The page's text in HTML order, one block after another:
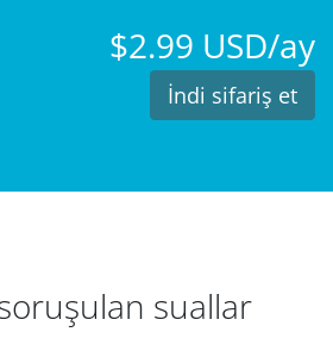
$2.99 USD/ay
İndi sifariş et
suallar